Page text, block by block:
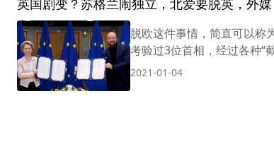
英国剧变？苏格兰闹独立，北爱要脱英，外
脱欧这件事情，简直可以称
考验过3位首相，经过各种
2021-01-04